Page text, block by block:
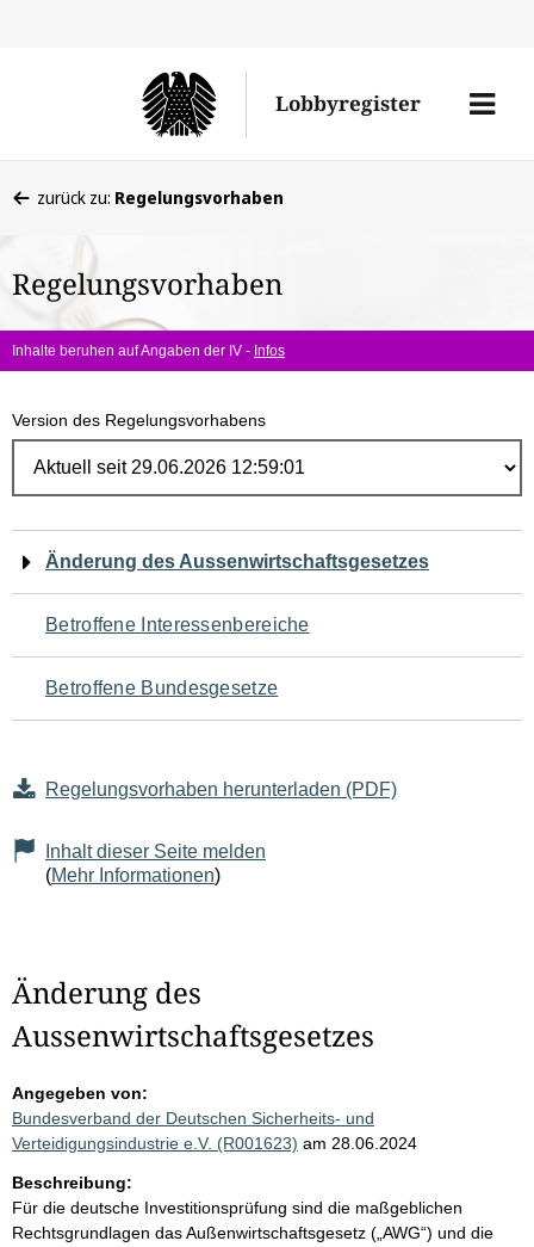
Lobbyregister
Menü
befinden
hier:
zurück zu: Regelungsvorhaben
Regelungsvorhaben
Inhalte beruhen auf Angaben der IV - Infos
Version des Regelungsvorhabens
Navigation
für
den
Seiteninhalt
Änderung des Aussenwirtschaftsgesetzes
Betroffene Interessenbereiche
Betroffene Bundesgesetze
Regelungsvorhaben herunterladen (PDF)
Inhalt dieser Seite melden
(Mehr Informationen)
Änderung des
Aussenwirtschaftsgesetzes
Angegeben von:
Bundesverband der Deutschen Sicherheits- und
Verteidigungsindustrie e.V. (R001623) am 28.06.2024
Beschreibung:
Für die deutsche Investitionsprüfung sind die maßgeblichen
Rechtsgrundlagen das Außenwirtschaftsgesetz („AWG“) und die